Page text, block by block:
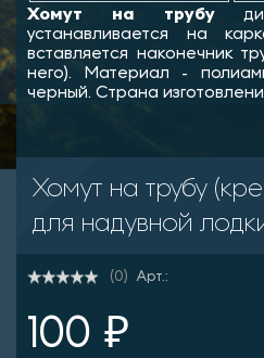
Хомут на трубу
устанавливается на
вставляется наконечник
него).
Материал -
черный. Страна
Хомут на трубу
для надувной
(0) Арт.:
100 ₽